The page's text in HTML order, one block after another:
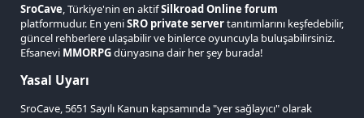
SroCave , Türkiye'nin en aktifSilkroad Online forum
platformudur. En yeniSRO private servertanıtımlarını keşfedebilir,
güncel rehberlere ulaşabilir ve binlerce oyuncuyla buluşabilirsiniz.
Efsanevi MMORPGdünyasına dair her şey burada!
Yasal Uyarı
SroCave, 5651 Sayılı Kanun kapsamında "yer sağlayıcı" olarak